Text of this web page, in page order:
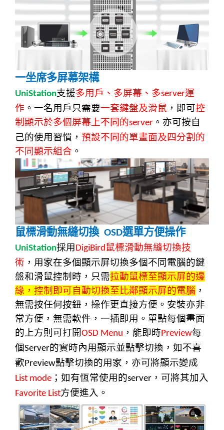
一坐席多屏幕架構
UniStation支援多用戶、多屏幕、多server運
作 。一名用戶只需要一套鍵盤及滑鼠 ，即可控
制顯示於多個屏幕上不同的server 。亦可按自
己的使用習慣， 預設不同的單畫面及四分割的
不同顯示組合 。
鼠標滑動無縫切換OSD選單方便操作
UniStation採用 DigiBird鼠標滑動無縫切換技
術 ，用家在多個顯示屏切換多個不同電腦的鍵
盤和滑鼠控制時，只需拉動鼠標至顯示屏的邊
緣，控制即可自動切換至比鄰顯示屏的電腦 ，
無需按任何按鈕，操作更直接方便。安裝亦非
常方便，無需軟件，一插即用。單點每個畫面
的上方則可打開OSD Menu ，能即時Preview每
個Server的實時內用顯示並點擊切換，如不喜
歡Preview點擊切換的用家，亦可將顯示變成
List mode ；如有恆常使用的server ，可將其加入
Favorite List方便進入。